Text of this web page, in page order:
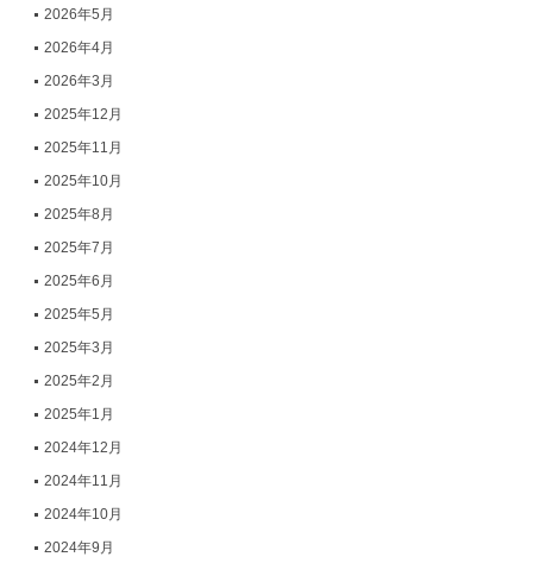
2026年5月
2026年4月
2026年3月
2025年12月
2025年11月
2025年10月
2025年8月
2025年7月
2025年6月
2025年5月
2025年3月
2025年2月
2025年1月
2024年12月
2024年11月
2024年10月
2024年9月